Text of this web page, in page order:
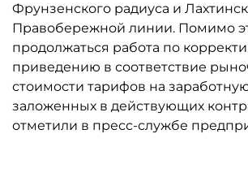
Фрунзенского радиуса и
Правобережной линии. Помимо
продолжаться работа по
приведению в соответствие
стоимости тарифов на
заложенных в действующих
отметили в пресс-службе